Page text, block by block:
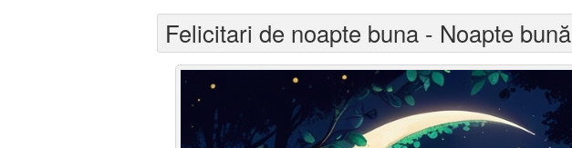
Felicitari de noapte buna - Noapte bună